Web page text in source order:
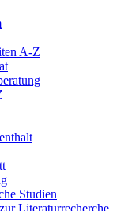
A-Z
Studien
Literaturrecherche